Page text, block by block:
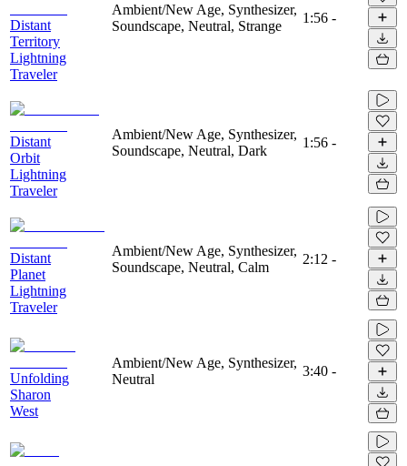
Distant
Territory
Lightning
Traveler
Ambient/New Age, Synthesizer,
Soundscape, Neutral, Strange
1:56 -
Distant
Orbit
Lightning
Traveler
Ambient/New Age, Synthesizer,
Soundscape, Neutral, Dark
1:56 -
Distant
Planet
Lightning
Traveler
Ambient/New Age, Synthesizer,
Soundscape, Neutral, Calm
2:12 -
Unfolding
Sharon
West
Ambient/New Age, Synthesizer,
Neutral
3:40 -